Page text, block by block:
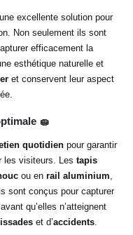
excellente solution pour
Non seulement ils sont
efficacement la
esthétique naturelle et
et conservent leur aspect
🧽
quotidien pour garantir
les visiteurs. Les tapis
ou en rail aluminium
sont conçus pour capturer
avant qu’elles n’atteignent
et d’accidents